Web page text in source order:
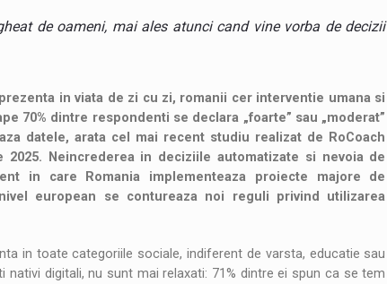
de oameni, mai ales atunci cand vine vorba de decizii
in viata de zi cu zi, romanii cer interventie umana si
70% dintre respondenti se declara „foarte” sau „moderat”
datele, arata cel mai recent studiu realizat de RoCoach
Neincrederea in deciziile automatizate si nevoia de
in care Romania implementeaza proiecte majore de
european se contureaza noi reguli privind utilizarea
in toate categoriile sociale, indiferent de varsta, educatie sau
digitali, nu sunt mai relaxati: 71% dintre ei spun ca se tem